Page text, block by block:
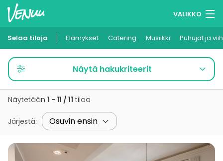
VALIKKO
Muistilistasi
Kirjaudu
Suomi
Selaa tiloja Elämykset Catering Musiikki Puhujat ja
Näytä hakukriteerit
Näytetään 1 - 11 / 11 tilaa
Järjestä: